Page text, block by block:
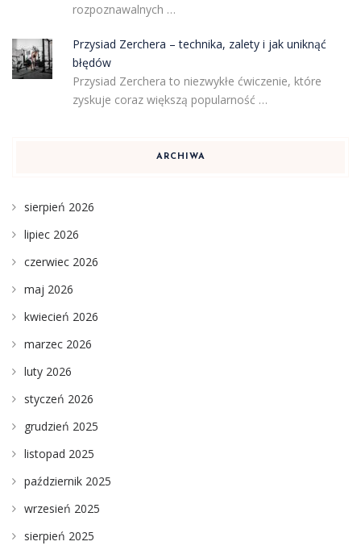
rozpoznawalnych …
Przysiad Zerchera – technika, zalety i jak uniknąć
błędów
Przysiad Zerchera to niezwykłe ćwiczenie, które
zyskuje coraz większą popularność …
ARCHIWA
sierpień 2026
lipiec 2026
czerwiec 2026
maj 2026
kwiecień 2026
marzec 2026
luty 2026
styczeń 2026
grudzień 2025
listopad 2025
październik 2025
wrzesień 2025
sierpień 2025